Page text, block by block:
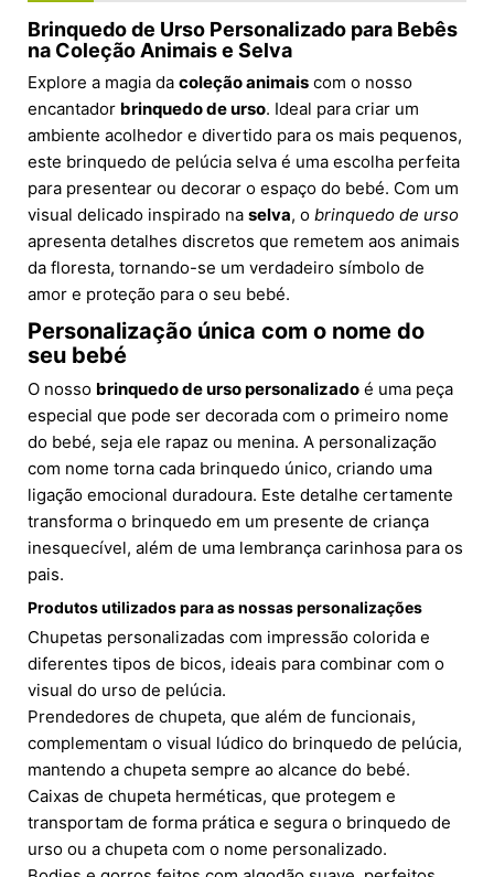
Brinquedo de Urso Personalizado para Bebês
na Coleção Animais e Selva
Explore a magia da coleção animais com o nosso
encantador brinquedo de urso. Ideal para criar um
ambiente acolhedor e divertido para os mais pequenos,
este brinquedo de pelúcia selva é uma escolha perfeita
para presentear ou decorar o espaço do bebé. Com um
visual delicado inspirado na selva, o brinquedo de urso
apresenta detalhes discretos que remetem aos animais
da floresta, tornando-se um verdadeiro símbolo de
amor e proteção para o seu bebé.
Personalização única com o nome do
seu bebé
O nosso brinquedo de urso personalizado é uma peça
especial que pode ser decorada com o primeiro nome
do bebé, seja ele rapaz ou menina. A personalização
com nome torna cada brinquedo único, criando uma
ligação emocional duradoura. Este detalhe certamente
transforma o brinquedo em um presente de criança
inesquecível, além de uma lembrança carinhosa para os
pais.
Produtos utilizados para as nossas personalizações
Chupetas personalizadas com impressão colorida e
diferentes tipos de bicos, ideais para combinar com o
visual do urso de pelúcia.
Prendedores de chupeta, que além de funcionais,
complementam o visual lúdico do brinquedo de pelúcia,
mantendo a chupeta sempre ao alcance do bebé.
Caixas de chupeta herméticas, que protegem e
transportam de forma prática e segura o brinquedo de
urso ou a chupeta com o nome personalizado.